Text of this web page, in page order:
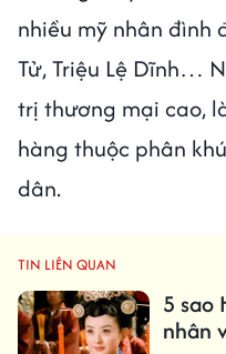
nhiều mỹ nhân đình
Tử, Triệu Lệ Dĩnh…
trị thương mại cao,
hàng thuộc phân
dân.
TIN LIÊN QUAN
5 sao
nhân